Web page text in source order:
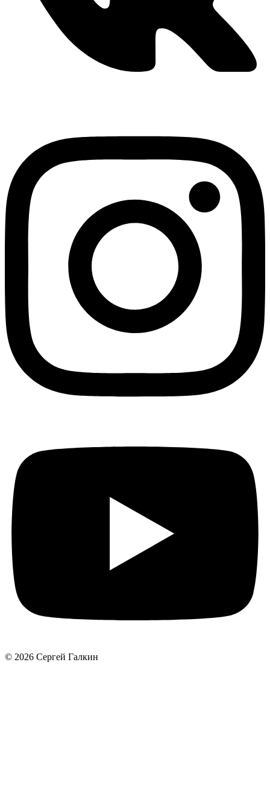
© 2026 Сергей Галкин